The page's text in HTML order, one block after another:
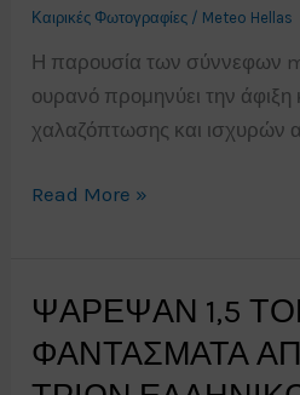
Καιρικές Φωτογραφίες / Meteo Hellas
Η παρουσία των σύννεφων
ουρανό προμηνύει την άφιξη
χαλαζόπτωσης και ισχυρών
Εντυπωσιακά
Read More »
ΨΑΡΕΨΑΝ 1,5
ΦΑΝΤΑΣΜΑΤΑ